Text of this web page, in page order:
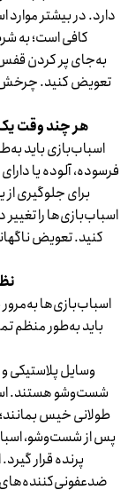
دارد. در بیشتر موارد
کافی است؛ به
به‌جای پر کردن
تعویض کنید. چرخش
هر چند وقت
اسباب‌بازی باید
فرسوده، آلوده یا
برای جلوگیری
اسباب‌بازی‌ها را
کنید. تعویض
اسباب‌بازی‌ها به‌مرور
باید به‌طور
وسایل پلاستیکی
شست‌وشو هستند.
طولانی خیس بمانند؛
پس از شست‌وشو،
پرنده قرار
ضدعفونی‌کننده‌های